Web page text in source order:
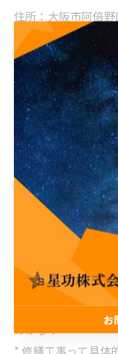
住所：大阪市阿倍
お問い合わせ窓口
（平日10:00～17:00
* 屋根・外壁を建て
* 建物に多数のひび
* 外壁を手で触る
* 豪雨の際、雨漏
* 台風や災害で家
* 相談をしたいが、
* 修繕工事と改修工
* 外壁塗装っていく
のかな？
お